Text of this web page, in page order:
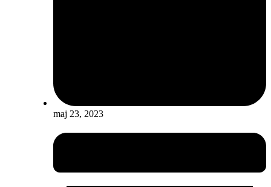
maj 23, 2023